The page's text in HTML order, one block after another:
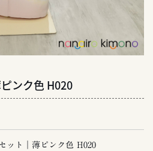
ンク色 H020
ット｜薄ピンク色 H020